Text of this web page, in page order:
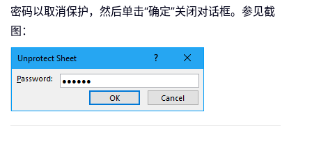
密码以取消保护，然后单击“确定”关闭对话框。参见截
图：